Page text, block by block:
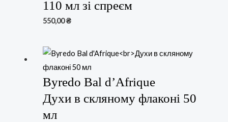
110 мл зі спреєм
550,00₴
Byredo Bal d’Afrique
Духи в скляному флаконі 50
мл